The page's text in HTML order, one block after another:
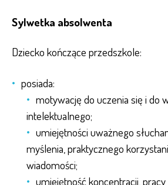
Sylwetka absolwenta
Dziecko kończące przedszkole:
posiada:
motywację do uczenia się i do
intelektualnego;
umiejętności uważnego
myślenia, praktycznego
wiadomości;
umiejętność koncentracji,